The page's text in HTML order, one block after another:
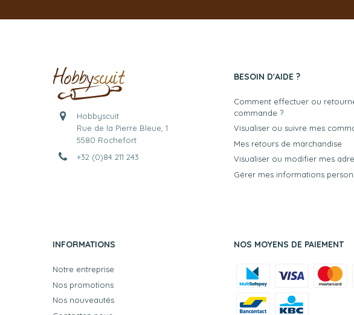
Hobbyscuit
Rue de la Pierre Bleue, 1
5580 Rochefort
+32 (0)84 211 243
BESOIN D'AIDE ?
Comment effectuer ou
commande ?
Visualiser ou suivre mes
Mes retours de marchandise
Visualiser ou modifier mes
Gérer mes informations
INFORMATIONS
Notre entreprise
Nos promotions
Nos nouveautés
NOS MOYENS DE PAIEMENT